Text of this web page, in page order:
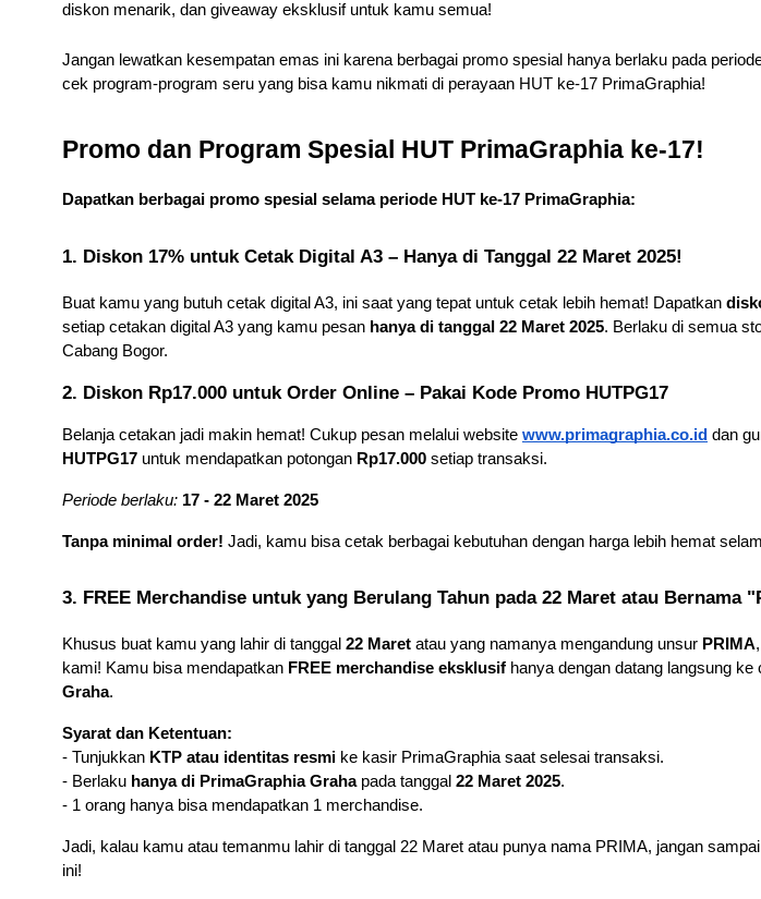
diskon menarik, dan giveaway eksklusif untuk kamu semua!
Jangan lewatkan kesempatan emas ini karena berbagai promo spesial hanya berlaku pada
cek program-program seru yang bisa kamu nikmati di perayaan HUT ke-17 PrimaGraphia!
Promo dan Program Spesial HUT PrimaGraphia ke-17!
Dapatkan berbagai promo spesial selama periode HUT ke-17 PrimaGraphia:
1. Diskon 17% untuk Cetak Digital A3 – Hanya di Tanggal 22 Maret 2025!
Buat kamu yang butuh cetak digital A3, ini saat yang tepat untuk cetak lebih hemat! Dapatkan
setiap cetakan digital A3 yang kamu pesan hanya di tanggal 22 Maret 2025. Berlaku di semua
Cabang Bogor.
2. Diskon Rp17.000 untuk Order Online – Pakai Kode Promo HUTPG17
Belanja cetakan jadi makin hemat! Cukup pesan melalui website www.primagraphia.co.id
HUTPG17 untuk mendapatkan potongan Rp17.000 setiap transaksi.
Periode berlaku: 17 - 22 Maret 2025
Tanpa minimal order! Jadi, kamu bisa cetak berbagai kebutuhan dengan harga lebih hemat
3. FREE Merchandise untuk yang Berulang Tahun pada 22 Maret atau Bernama
Khusus buat kamu yang lahir di tanggal 22 Maret atau yang namanya mengandung unsur PRIMA
kami! Kamu bisa mendapatkan FREE merchandise eksklusif hanya dengan datang langsung ke
Graha.
Syarat dan Ketentuan:
- Tunjukkan KTP atau identitas resmi ke kasir PrimaGraphia saat selesai transaksi.
- Berlaku hanya di PrimaGraphia Graha pada tanggal 22 Maret 2025.
- 1 orang hanya bisa mendapatkan 1 merchandise.
Jadi, kalau kamu atau temanmu lahir di tanggal 22 Maret atau punya nama PRIMA, jangan
ini!